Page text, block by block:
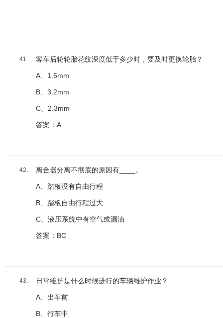
41. 客车后轮轮胎花纹深度低于多少时，要及时更换轮胎？
A、1.6mm
B、3.2mm
C、2.3mm
答案：A
42. 离合器分离不彻底的原因有____。
A、踏板没有自由行程
B、踏板自由行程过大
C、液压系统中有空气或漏油
答案：BC
43. 日常维护是什么时候进行的车辆维护作业？
A、出车前
B、行车中